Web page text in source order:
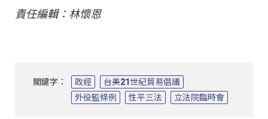
責任編輯：林懷恩
關鍵字： 政經
台美21世紀貿易倡議
外役監條例
性平三法 立法院臨時會